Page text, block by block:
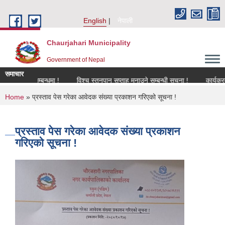
English
नेपाली
Chaurjahari Municipality
Government of Nepal
समाचार
सम्बन्धमा !
विश्च स्तनपान सप्ताह मनाउने सम्बन्धी सूचना ! कार्यक्रममा
You are here
Home » प्रस्ताव पेस गरेका आवेदक संख्या प्रकाशन गरिएको सूचना !
प्रस्ताव पेस गरेका आवेदक संख्या प्रकाशन
गरिएको सूचना !